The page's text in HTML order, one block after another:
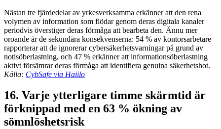
Nästan tre fjärdedelar av yrkesverksamma erkänner att den rena
volymen av information som flödar genom deras digitala kanaler
periodvis överstiger deras förmåga att bearbeta den. Ännu mer
oroande är de sekundära konsekvenserna: 54 % av kontorsarbetare
rapporterar att de ignorerar cybersäkerhetsvarningar på grund av
notisöberlastning, och 47 % erkänner att informationsöberlastning
aktivt försämrar deras förmåga att identifiera genuina säkerhetshot.
Källa: CybSafe via Haiilo
16. Varje ytterligare timme skärmtid är
förknippad med en 63 % ökning av
sömnlöshetsrisk